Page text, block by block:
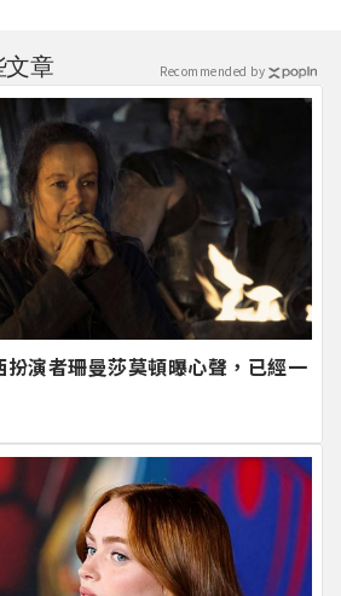
章
扮演者珊曼莎莫頓曝心聲，已經一
Recommended by